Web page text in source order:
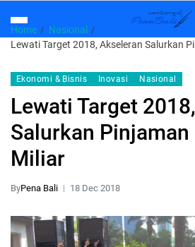
Home
Nasional
Lewati Target 2018, Akseleran Salurkan
Ekonomi & Bisnis Inovasi Nasional
Lewati Target
Salurkan Pinjaman
Miliar
ByPena Bali 18 Dec 2018